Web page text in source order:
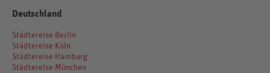
Deutschland
Städtereise Berlin
Städtereise Köln
Städtereise Hamburg
Städtereise München